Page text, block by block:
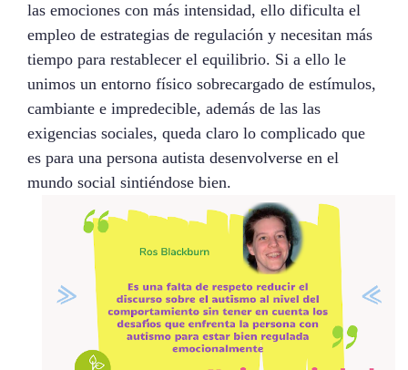
las emociones con más intensidad, ello dificulta el
empleo de estrategias de regulación y necesitan más
tiempo para restablecer el equilibrio. Si a ello le
unimos un entorno físico sobrecargado de estímulos,
cambiante e impredecible, además de las las
exigencias sociales, queda claro lo complicado que
es para una persona autista desenvolverse en el
mundo social sintiéndose bien.